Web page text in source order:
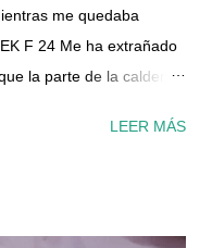
me quedaba
F 24 Me ha extrañado
la parte de la caldera
de rearme, la he
LEER MÁS